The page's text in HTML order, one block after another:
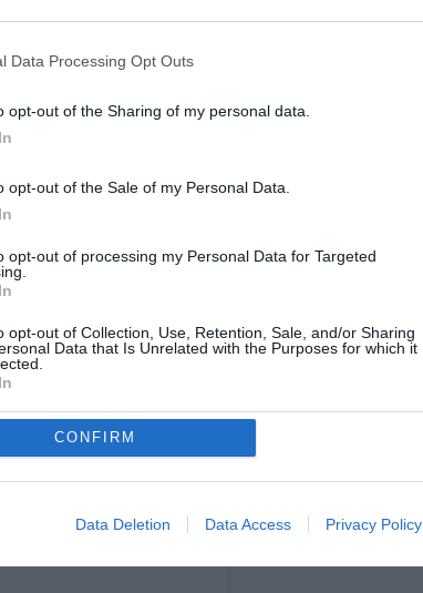
Data Processing Opt Outs
opt-out of the Sharing of my personal data.
opt-out of the Sale of my Personal Data.
opt-out of processing my Personal Data for Targeted
opt-out of Collection, Use, Retention, Sale, and/or Sharing
Data that Is Unrelated with the Purposes for which it
CONFIRM
Data Deletion Data Access Privacy Policy